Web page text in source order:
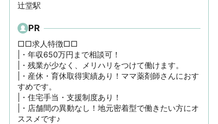
辻堂駅
PR
□□求人特徴□□
|・年収650万円まで相談可！
|・残業が少なく、メリハリをつけて働けます。
|・産休・育休取得実績あり！ママ薬剤師さんにおす
すめです。
|・住宅手当・支援制度あり！
|・店舗間の異動なし！地元密着型で働きたい方にオ
ススメです♪